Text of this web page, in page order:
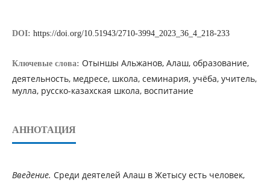
DOI: https://doi.org/10.51943/2710-3994_2023_36_4_218-233
Ключевые слова: Отыншы Альжанов, Алаш, образование,
деятельность, медресе, школа, семинария, учёба, учитель,
мулла, русско-казахская школа, воспитание
АННОТАЦИЯ
Введение. Среди деятелей Алаш в Жетысу есть человек,